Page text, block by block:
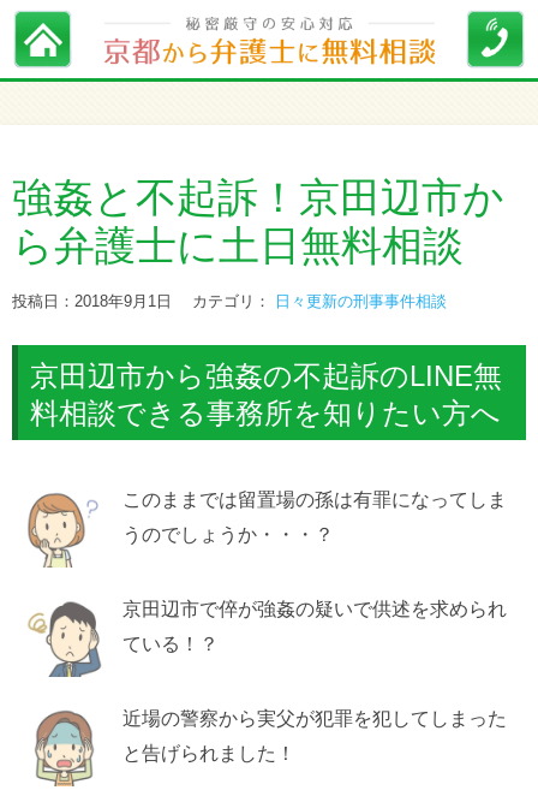
強姦と不起訴！京田辺市か
ら弁護士に土日無料相談
投稿日：2018年9月1日 カテゴリ： 日々更新の刑事事件相談
京田辺市から強姦の不起訴のLINE無
料相談できる事務所を知りたい方へ
このままでは留置場の孫は有罪になってしま
うのでしょうか・・・？
京田辺市で倅が強姦の疑いで供述を求められ
ている！？
近場の警察から実父が犯罪を犯してしまった
と告げられました！